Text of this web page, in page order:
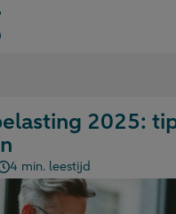
voor
particulieren
2025:
4 min. leestijd